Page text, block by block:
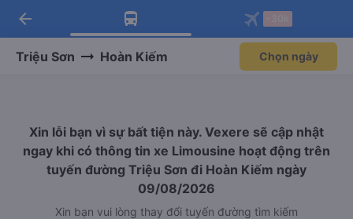
Tải app Vexere ngay!
Nhận ưu đãi thành viên độc
Mở app
Tải app Vexere
-30k/ghế khi đặt vé máy bay qua
Mở app
arrow_back
Triệu Sơn Hoàn Kiếm Chọn ngày
Xin lỗi bạn vì sự bất tiện này. Vexere sẽ cập nhật
ngay khi có thông tin xe Limousine hoạt động trên
tuyến đường Triệu Sơn đi Hoàn Kiếm ngày
09/08/2026
Xin bạn vui lòng thay đổi tuyến đường tìm kiếm